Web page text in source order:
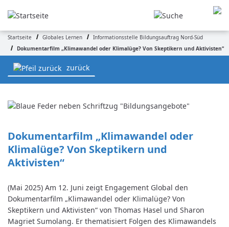
zum
Pfadnavigation
Startseite Globales Lernen
Informationsstelle Bildungsauftrag Nord-Süd
Dokumentarfilm „Klimawandel oder Klimalüge? Von Skeptikern und Aktivisten“
zurück
Dokumentarfilm „Klimawandel oder
Klimalüge? Von Skeptikern und
Aktivisten“
(Mai 2025) Am 12. Juni zeigt Engagement Global den
Dokumentarfilm „Klimawandel oder Klimalüge? Von
Skeptikern und Aktivisten“ von Thomas Hasel und Sharon
Magriet Sumolang. Er thematisiert Folgen des Klimawandels